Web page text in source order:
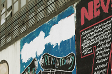
SCHWESTER MARIA /
TAHRIR PLATZES,
MICHAEL WURCHE